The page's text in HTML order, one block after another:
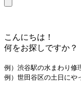
こんにちは！
何をお探しですか？
例）渋谷駅の水まわり修
例）世田谷区の土日にや